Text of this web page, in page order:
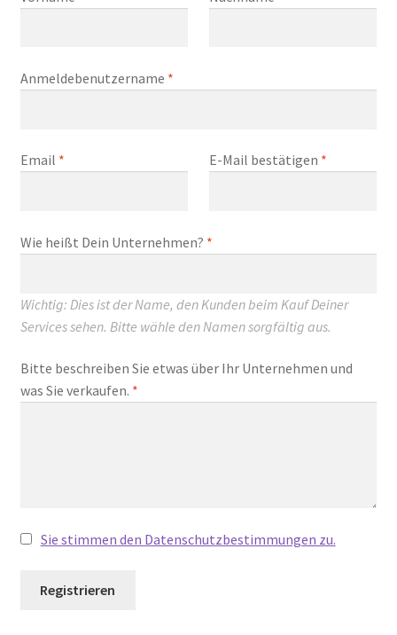
Anmeldebenutzername *
Email * E-Mail bestätigen *
Wie heißt Dein Unternehmen? *
Wichtig: Dies ist der Name, den Kunden beim Kauf Deiner
Services sehen. Bitte wähle den Namen sorgfältig aus.
Bitte beschreiben Sie etwas über Ihr Unternehmen und
was Sie verkaufen. *
Sie stimmen den Datenschutzbestimmungen zu.